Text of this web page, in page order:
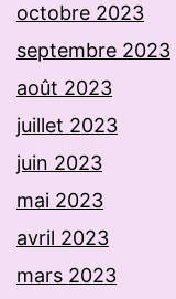
octobre 2023
septembre 2023
août 2023
juillet 2023
juin 2023
mai 2023
avril 2023
mars 2023